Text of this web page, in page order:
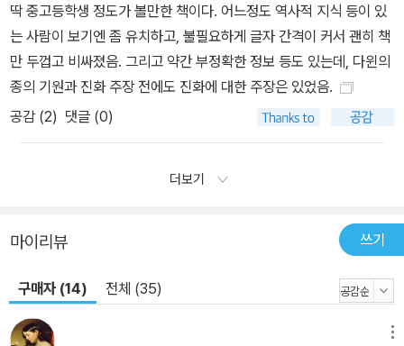
딱 중고등학생 정도가 볼만한 책이다. 어느정도 역사적 지식 등이 있
는 사람이 보기엔 좀 유치하고, 불필요하게 글자 간격이 커서 괜히 책
만 두껍고 비싸졌음. 그리고 약간 부정확한 정보 등도 있는데, 다윈의
종의 기원과 진화 주장 전에도 진화에 대한 주장은 있었음.
공감 (2) 댓글 (0)
더보기
마이리뷰 쓰기
구매자 (14) 전체 (35)